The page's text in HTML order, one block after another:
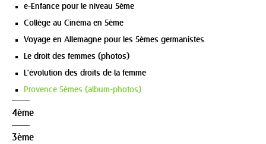
e-Enfance pour le niveau 5ème
Collège au Cinéma en 5ème
Voyage en Allemagne pour les 5èmes germanistes
Le droit des femmes (photos)
L'évolution des droits de la femme
Provence 5èmes (album-photos)
4ème
3ème